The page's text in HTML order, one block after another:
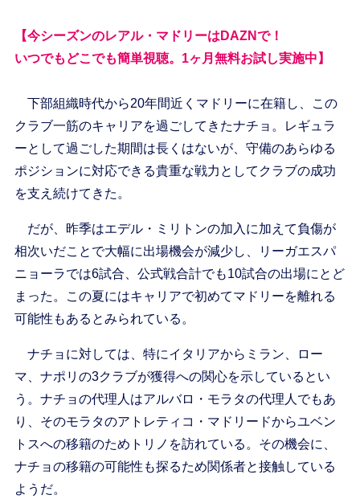
【今シーズンのレアル・マドリーはDAZNで！
いつでもどこでも簡単視聴。1ヶ月無料お試し実施中】
下部組織時代から20年間近くマドリーに在籍し、この
クラブ一筋のキャリアを過ごしてきたナチョ。レギュラ
ーとして過ごした期間は長くはないが、守備のあらゆる
ポジションに対応できる貴重な戦力としてクラブの成功
を支え続けてきた。
だが、昨季はエデル・ミリトンの加入に加えて負傷が
相次いだことで大幅に出場機会が減少し、リーガエスパ
ニョーラでは6試合、公式戦合計でも10試合の出場にとど
まった。この夏にはキャリアで初めてマドリーを離れる
可能性もあるとみられている。
ナチョに対しては、特にイタリアからミラン、ロー
マ、ナポリの3クラブが獲得への関心を示しているとい
う。ナチョの代理人はアルバロ・モラタの代理人でもあ
り、そのモラタのアトレティコ・マドリードからユベン
トスへの移籍のためトリノを訪れている。その機会に、
ナチョの移籍の可能性も探るため関係者と接触している
ようだ。